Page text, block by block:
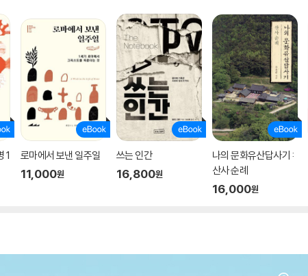
1
로마에서 보낸 일주일
11,000원
쓰는 인간
16,800원
나의 문화유산답사기 :
산사 순례
16,000원